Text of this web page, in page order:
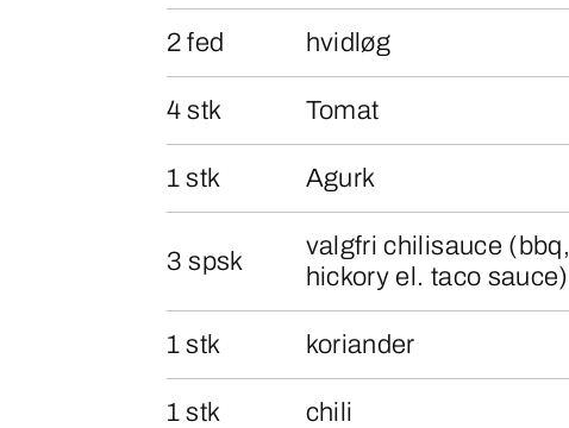
2 fed hvidløg
4 stk Tomat
1 stk Agurk
3 spsk
valgfri chilisauce (bbq,
hickory el. taco sauce)
1 stk koriander
1 stk chili